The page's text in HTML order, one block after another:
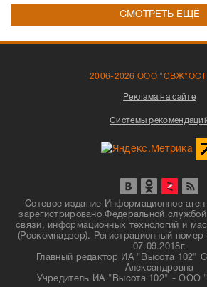
СМОТРЕТЬ ЕЩЁ
2006-2026 ООО
Реклама на сайте
Системы
Сетевое издание Информационное
зарегистрировано Федеральной
связи, информационных технологий и
(Роскомнадзор). Регистрационный
07.09.2018г.
Главный редактор ИА "Высота 102"
Александровна
Учредитель ИА "Высота 102" -